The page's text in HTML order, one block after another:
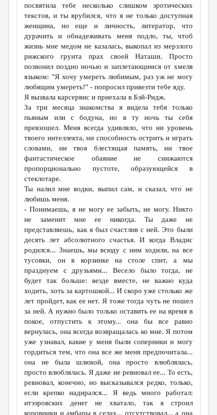
посвятила тебе несколько слишком эротических
текстов, и ты врубился, что я не только доступная
женщина, но еще и личность, литератор, что
дурачить и обнадеживать меня подло, ты, чтоб
жизнь мне медом не казалась, выкопал из мерзлого
рижского грунта прах своей Наташи. Просто
позвонил поздно ночью и заплетающимся от хмеля
языком: "Я хочу умереть любимым, раз уж не могу
любящим умереть!" - попросил привезти тебе яду.
Я вызвала карсервис и приехала в Бэй-Ридж.
За три месяца знакомства я видела тебя только
пьяным или с бодуна, но в ту ночь ты себя
превзошел. Меня всегда удивляло, что ни уровень
твоего интеллекта, ни способность острить и играть
словами, ни твоя блестящая память, ни твое
фантастическое обаяние не снижаются
пропорционально пустоте, образующейся в
стеклотаре.
Ты налил мне водки, выпил сам, и сказал, что не
любишь меня.
- Понимаешь, я не могу ее забыть, не могу. Никто
не заменит мне ее никогда. Ты даже не
представляешь, как я был счастлив с ней. Это были
десять лет абсолютного счастья. И когда Владис
родился... Знаешь, мы всюду с ним ходили, на все
тусовки, он в корзинке на столе спит, а мы
празднуем с друзьями... Весело было тогда, не
будет так больше: везде вместе, не важно куда
ходить, хоть за картошкой... И скоро уже столько же
лет пройдет, как ее нет. Я тоже тогда чуть не пошел
за ней. А нужно было только оставить ее на время в
покое, отпустить к этому... она бы все равно
вернулась, она всегда возвращалась ко мне. Я потом
уже узнавал, какие у меня были соперники и могу
гордиться тем, что она все же меня предпочитала...
она не была шлюхой, она просто влюблялась,
просто влюблялась. Я даже не ревновал ее... То есть,
ревновал, конечно, но высказывался редко, только,
если крепко надирался... Я ведь много работал:
итээровских денег не хватало, так я строил
коровники и амбары в селах... отсутствовал... а она